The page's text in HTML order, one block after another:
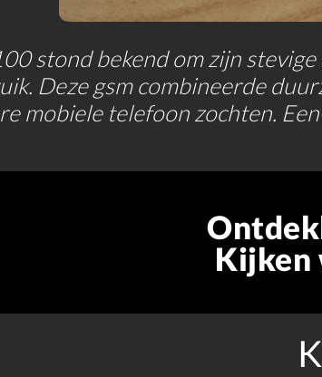
stond bekend om zijn
Deze gsm combineerde
mobiele telefoon zochten.
Kijken